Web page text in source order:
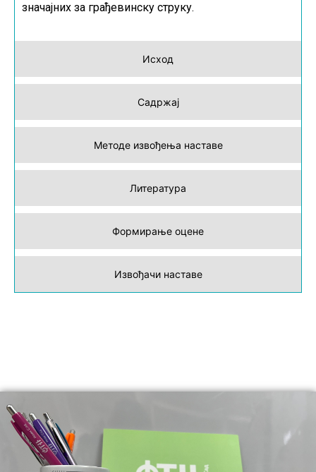
Исход
Садржај
Методе извођења наставе
Литература
Формирање оцене
Извођачи наставе
значајних за грађевинску струку.